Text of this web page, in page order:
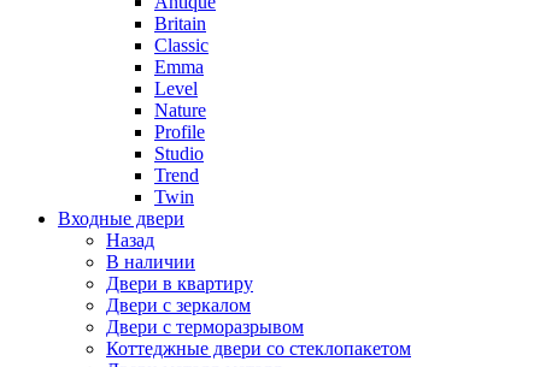
Britain
Classic
Emma
Level
Nature
Profile
Studio
Trend
Twin
Входные двери
Назад
В наличии
Двери в квартиру
Двери с зеркалом
Двери с терморазрывом
Коттеджные двери со стеклопакетом